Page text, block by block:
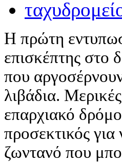
Η πρώτη
επισκέπτης στο
που
λιβάδια.
επαρχιακό
προσεκτικός
ζωντανό που